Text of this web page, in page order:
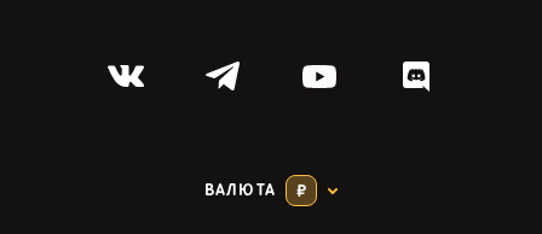
ВАЛЮТА ₽